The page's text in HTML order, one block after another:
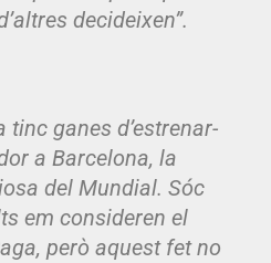
decideixen”.
tinc ganes d’estrenar-
a Barcelona, la
del Mundial. Sóc
em consideren el
però aquest fet no